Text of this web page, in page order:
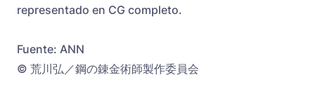
representado en CG completo.
Fuente: ANN
© 荒川弘／鋼の錬金術師製作委員会